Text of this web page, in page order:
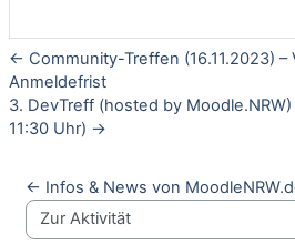
← Community-Treffen (16.11.2023) –
Anmeldefrist
3. DevTreff (hosted by Moodle.NRW)
11:30 Uhr) →
← Infos & News von
Zur Aktivität